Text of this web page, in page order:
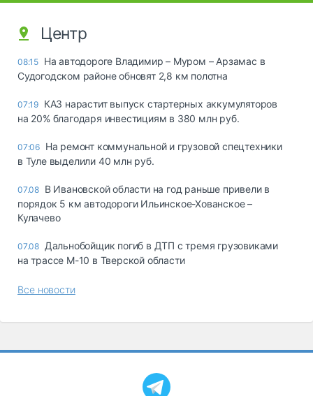
Центр
08:15 На автодороге Владимир – Муром – Арзамас в
Судогодском районе обновят 2,8 км полотна
07:19 КАЗ нарастит выпуск стартерных аккумуляторов
на 20% благодаря инвестициям в 380 млн руб.
07:06 На ремонт коммунальной и грузовой спецтехники
в Туле выделили 40 млн руб.
07.08 В Ивановской области на год раньше привели в
порядок 5 км автодороги Ильинское-Хованское –
Кулачево
07.08 Дальнобойщик погиб в ДТП с тремя грузовиками
на трассе М-10 в Тверской области
Все новости